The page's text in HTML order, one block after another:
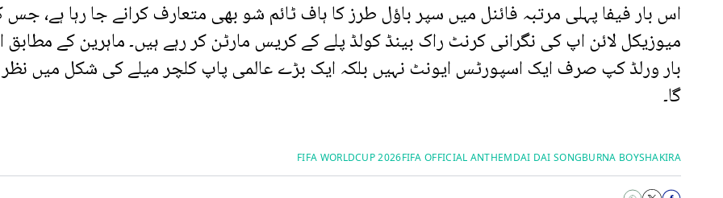
اس بار فیفا پہلی مرتبہ فائنل میں سپر باؤل طرز کا ہاف ٹائم شو بھی متعارف کرانے جا رہا ہے،
میوزیکل لائن اپ کی نگرانی کرنٹ راک بینڈ کولڈ پلے کے کریس مارٹن کر رہے ہیں۔ ماہرین کے
بار ورلڈ کپ صرف ایک اسپورٹس ایونٹ نہیں بلکہ ایک بڑے عالمی پاپ کلچر میلے کی شکل میں نظر
گا۔
SHAKIRA
BURNA BOY
DAI DAI SONG
FIFA OFFICIAL ANTHEM
FIFA WORLDCUP 2026